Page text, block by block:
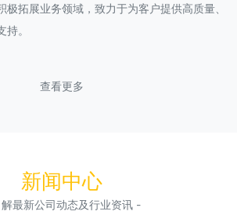
极拓展业务领域，致力于为客户提供高质量、
。
查看更多
新闻中心
最新公司动态及行业资讯 -